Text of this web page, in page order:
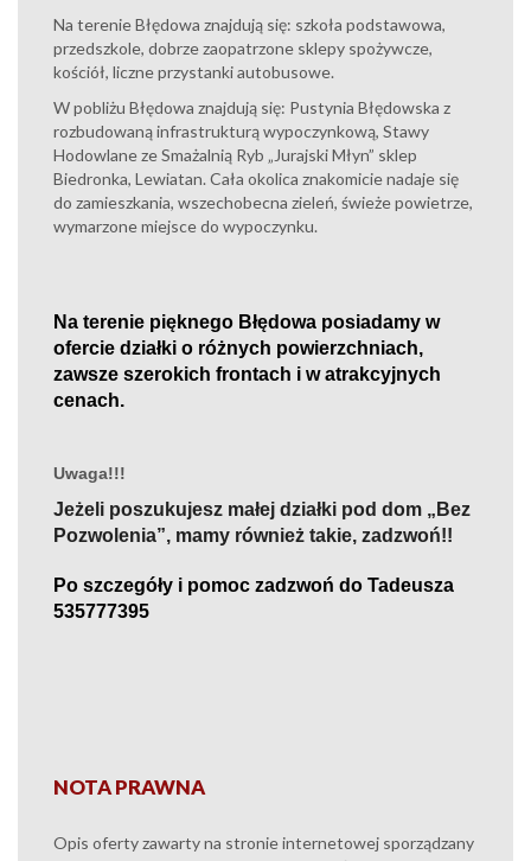
Na terenie Błędowa znajdują się: szkoła podstawowa,
przedszkole, dobrze zaopatrzone sklepy spożywcze,
kościół, liczne przystanki autobusowe.
W pobliżu Błędowa znajdują się: Pustynia Błędowska z
rozbudowaną infrastrukturą wypoczynkową, Stawy
Hodowlane ze Smażalnią Ryb „Jurajski Młyn” sklep
Biedronka, Lewiatan. Cała okolica znakomicie nadaje się
do zamieszkania, wszechobecna zieleń, świeże powietrze,
wymarzone miejsce do wypoczynku.
Na terenie pięknego Błędowa posiadamy w
ofercie działki o różnych powierzchniach,
zawsze szerokich frontach i watrakcyjnych
cenach.
Uwaga!!!
Jeżeli poszukujesz małej działki pod dom „Bez
Pozwolenia”, mamy również takie, zadzwoń!!
Po szczegóły i pomoc zadzwoń do Tadeusza
535777395
NOTA PRAWNA
Opis oferty zawarty na stronie internetowej sporządzany